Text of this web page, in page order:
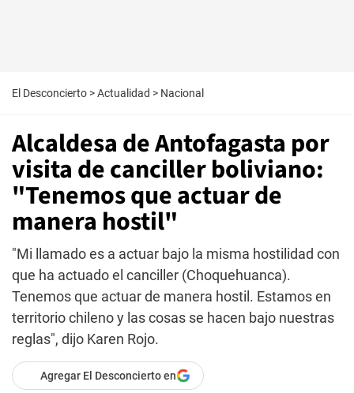
El Desconcierto >Actualidad > Nacional
Alcaldesa de Antofagasta por
visita de canciller boliviano:
"Tenemos que actuar de
manera hostil"
"Mi llamado es a actuar bajo la misma hostilidad con
que ha actuado el canciller (Choquehuanca).
Tenemos que actuar de manera hostil. Estamos en
territorio chileno y las cosas se hacen bajo nuestras
reglas", dijo Karen Rojo.
Agregar El Desconcierto en